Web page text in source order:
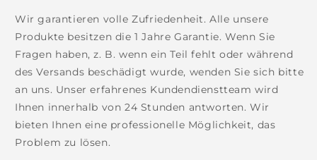
Wir garantieren volle Zufriedenheit. Alle unsere
Produkte besitzen die 1 Jahre Garantie. Wenn Sie
Fragen haben, z. B. wenn ein Teil fehlt oder während
des Versands beschädigt wurde, wenden Sie sich bitte
an uns. Unser erfahrenes Kundendienstteam wird
Ihnen innerhalb von 24 Stunden antworten. Wir
bieten Ihnen eine professionelle Möglichkeit, das
Problem zu lösen.